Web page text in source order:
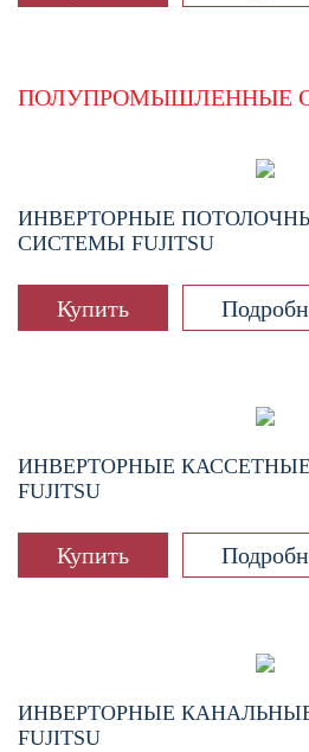
ПОЛУПРОМЫШЛЕННЫЕ
ИНВЕРТОРНЫЕ
СИСТЕМЫ FUJITSU
Купить
ИНВЕРТОРНЫЕ
FUJITSU
Купить
ИНВЕРТОРНЫЕ
FUJITSU